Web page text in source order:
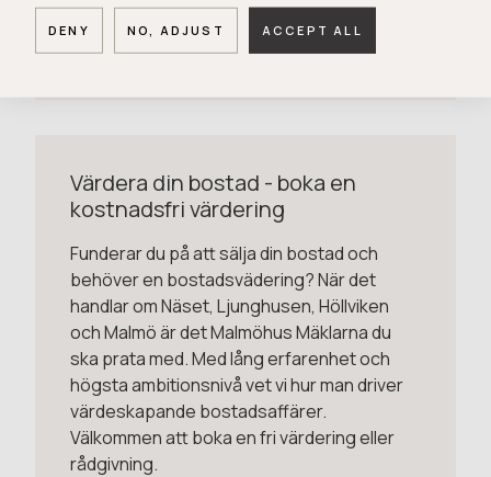
Ange dina bostadsönskemål
Värdera din bostad - boka en
kostnadsfri värdering
Funderar du på att sälja din bostad och
behöver en bostadsvädering? När det
handlar om Näset, Ljunghusen, Höllviken
och Malmö är det Malmöhus Mäklarna du
ska prata med. Med lång erfarenhet och
högsta ambitionsnivå vet vi hur man driver
värdeskapande bostadsaffärer.
Välkommen att boka en fri värdering eller
rådgivning.
DENY NO, ADJUST ACCEPT ALL